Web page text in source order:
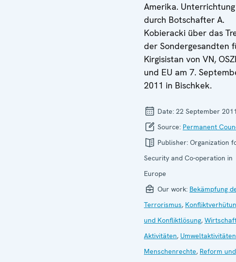
Amerika. Unterrichtung
durch Botschafter A.
Kobieracki über das
der Sondergesandten
Kirgisistan von VN,
und EU am 7.
2011 in Bischkek.
Date: 22 September 2011
Source: Permanent
Publisher: Organization
Security and Co-operation in
Europe
Our work: Bekämpfung
Terrorismus,
und Konfliktlösung,
Aktivitäten, Umweltaktivitäten
Menschenrechte, Reform und